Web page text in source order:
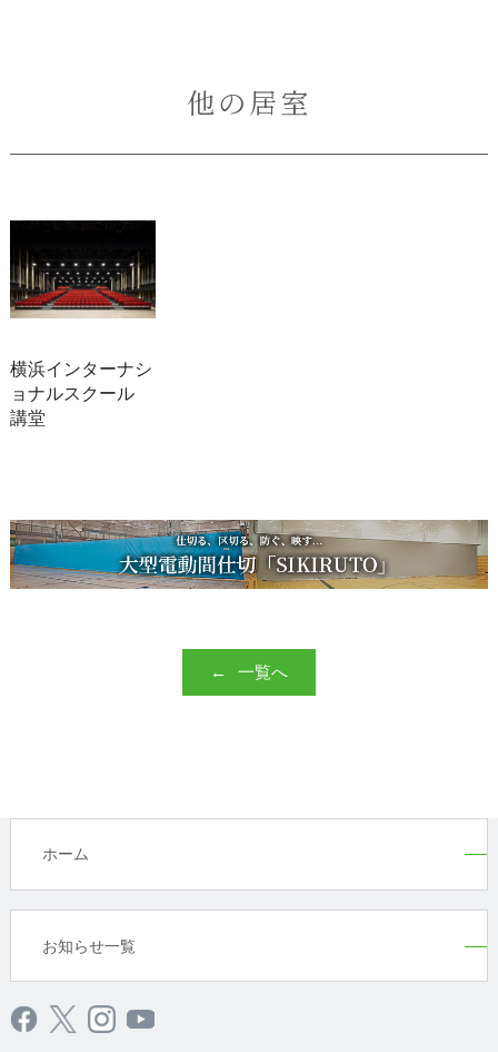
他の居室
横浜インターナシ
ョナルスクール
講堂
一覧へ
ホーム
お知らせ一覧